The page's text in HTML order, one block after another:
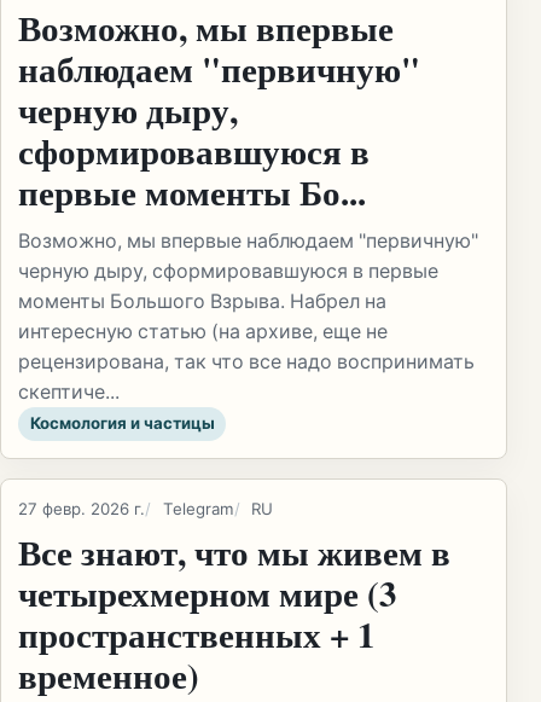
Возможно, мы впервые
наблюдаем "первичную"
черную дыру,
сформировавшуюся в
первые моменты Бо...
Возможно, мы впервые наблюдаем "первичную"
черную дыру, сформировавшуюся в первые
моменты Большого Взрыва. Набрел на
интересную статью (на архиве, еще не
рецензирована, так что все надо воспринимать
скептиче...
Космология и частицы
27 февр. 2026 г. Telegram RU
Все знают, что мы живем в
четырехмерном мире (3
пространственных + 1
временное)